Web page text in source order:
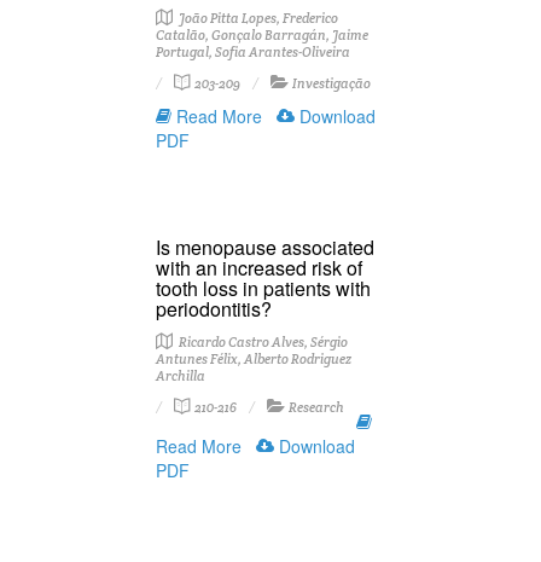
João Pitta Lopes, Frederico
Catalão, Gonçalo Barragán, Jaime
Portugal, Sofia Arantes-Oliveira
203-209
Investigação
Read More
Download
PDF
Is menopause associated
with an increased risk of
tooth loss in patients with
periodontitis?
Ricardo Castro Alves, Sérgio
Antunes Félix, Alberto Rodriguez
Archilla
210-216
Research
Read More
Download
PDF